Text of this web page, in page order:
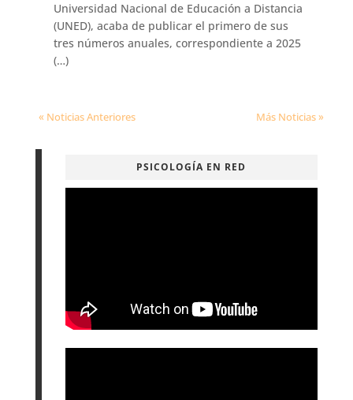
Universidad Nacional de Educación a Distancia
(UNED), acaba de publicar el primero de sus
tres números anuales, correspondiente a 2025
(…)
« Noticias Anteriores Más Noticias »
PSICOLOGÍA EN RED